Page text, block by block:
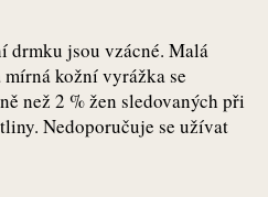
drmku jsou vzácné. Malá
kožní vyrážka se
než 2 % žen sledovaných při
Nedoporučuje se užívat